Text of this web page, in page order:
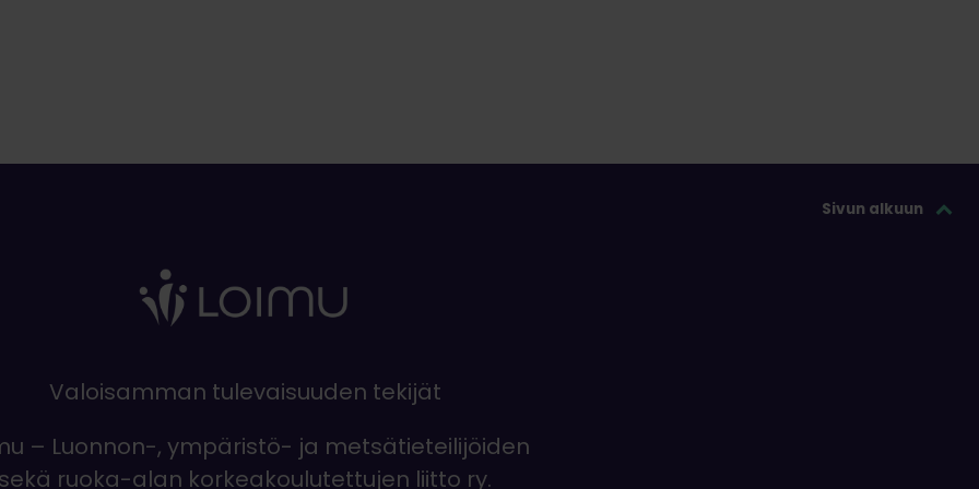
Sivun alkuun
Valoisamman tulevaisuuden tekijät
– Luonnon-, ympäristö- ja metsätieteilijöiden
ruoka-alan korkeakoulutettujen liitto ry.